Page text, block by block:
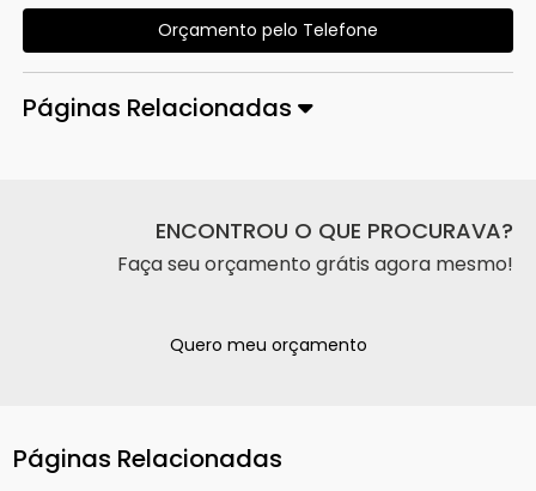
Orçamento pelo Telefone
Páginas Relacionadas
ENCONTROU O QUE PROCURAVA?
Faça seu orçamento grátis agora mesmo!
Quero meu orçamento
Páginas Relacionadas